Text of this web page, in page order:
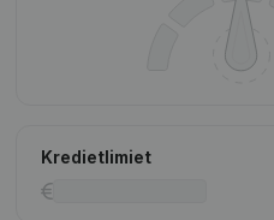
Kredietlimiet